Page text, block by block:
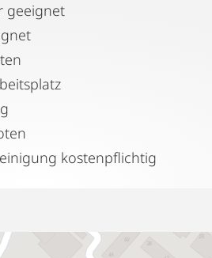
geeignet
kostenpflichtig